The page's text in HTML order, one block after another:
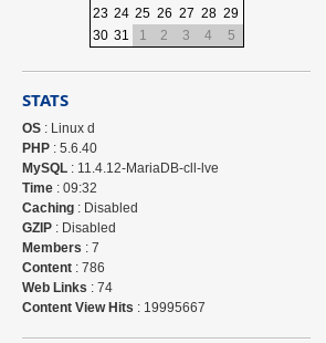
23 24 25 26 27 28 29
30 31 1 2 3 4 5
STATS
OS : Linux d
PHP : 5.6.40
MySQL : 11.4.12-MariaDB-cll-lve
Time : 09:32
Caching : Disabled
GZIP : Disabled
Members : 7
Content : 786
Web Links : 74
Content View Hits : 19995667